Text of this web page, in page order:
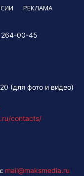
РЕКЛАМА
264-00-45
(для фото и видео)
contacts/
mail@maksmedia.ru